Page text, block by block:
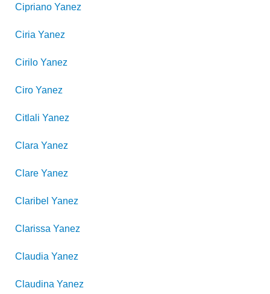
Cipriano Yanez
Ciria Yanez
Cirilo Yanez
Ciro Yanez
Citlali Yanez
Clara Yanez
Clare Yanez
Claribel Yanez
Clarissa Yanez
Claudia Yanez
Claudina Yanez